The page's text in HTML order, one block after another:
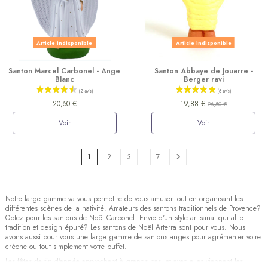
Article indisponible
Santon Marcel Carbonel - Ange
Blanc
20,50 €
Voir
Article indisponible
Santon Abbaye de Jouarre -
Berger ravi
19,88 €26,50 €
Voir
1 2 3 … 7
Notre large gamme va vous permettre de vous amuser tout en organisant les
différentes scènes de la nativité. Amateurs des santons traditionnels de Provence?
Optez pour les santons de Noël Carbonel. Envie d'un style artisanal qui allie
tradition et design épuré? Les santons de Noël Arterra sont pour vous. Nous
avons aussi pour vous une large gamme de santons anges pour agrémenter votre
crèche ou tout simplement votre buffet.
Les fêtes de fin d'année approchent à grands pas, et avec elles viennent les